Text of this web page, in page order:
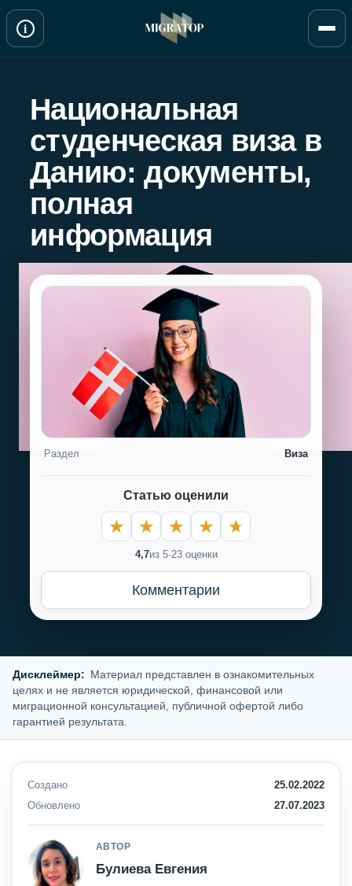
Перейти
i
Национальная
студенческая виза в
Данию: документы,
полная
информация
Раздел Виза
Статью оценили
4,7из 5·23 оценки
Комментарии
Дисклеймер: Материал представлен в ознакомительных
целях и не является юридической, финансовой или
миграционной консультацией, публичной офертой либо
гарантией результата.
Создано
25.02.2022
Обновлено
27.07.2023
АВТОР
Булиева Евгения